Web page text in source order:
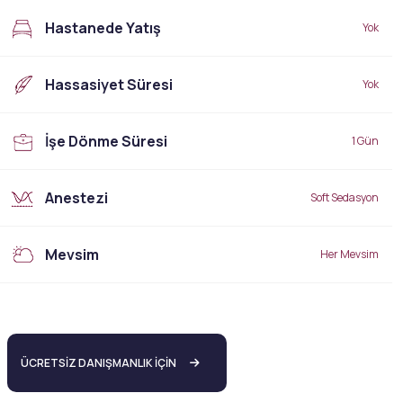
Hastanede Yatış Yok
Hassasiyet Süresi Yok
İşe Dönme Süresi 1 Gün
Anestezi Soft Sedasyon
Mevsim Her Mevsim
ÜCRETSİZ DANIŞMANLIK İÇİN